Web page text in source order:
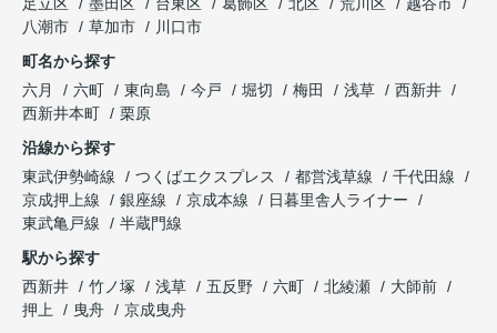
足立区
墨田区 台東区 葛飾区 北区 荒川区
越谷市
八潮市
草加市
川口市
町名から探す
六月
六町 東向島 今戸 堀切 梅田 浅草
西新井
西新井本町
栗原
沿線から探す
東武伊勢崎線
つくばエクスプレス 都営浅草線
千代田線
京成押上線
銀座線 京成本線
日暮里舎人ライナー
東武亀戸線
半蔵門線
駅から探す
西新井
竹ノ塚 浅草 五反野 六町 北綾瀬
大師前
押上
曳舟 京成曳舟